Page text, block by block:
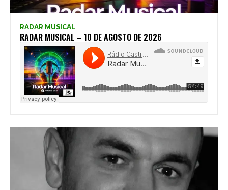
RADAR MUSICAL
RADAR MUSICAL – 10 DE AGOSTO DE 2026